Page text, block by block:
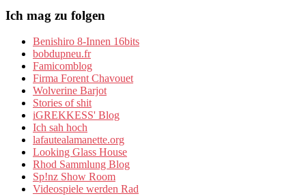
Ich mag zu folgen
Benishiro 8-Innen 16bits
bobdupneu.fr
Famicomblog
Firma Forent Chavouet
Wolverine Barjot
Stories of shit
iGREKKESS' Blog
Ich sah hoch
lafautealamanette.org
Looking Glass House
Rhod Sammlung Blog
Sp!nz Show Room
Videospiele werden Rad